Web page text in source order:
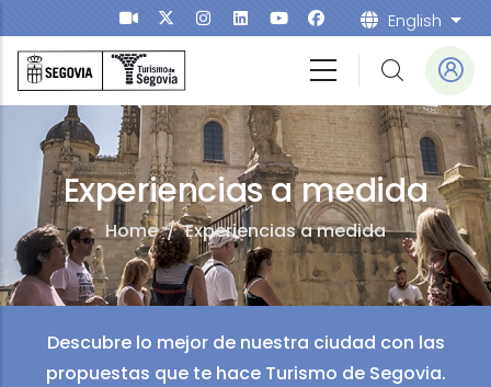
Skip to main content English List
Experiencias a medida
Home/ Experiencias a medida
Descubre lo mejor de nuestra ciudad con las
propuestas que te hace Turismo de Segovia.